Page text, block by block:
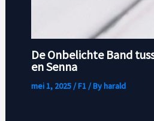
De Onbelichte Band
en Senna
mei 1, 2025/F1/ Byharald